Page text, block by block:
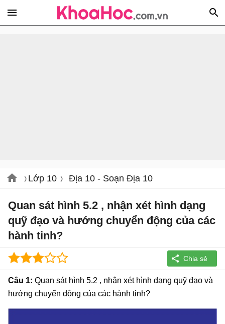
Lớp 10 Địa 10 - Soạn Địa 10
Quan sát hình 5.2 , nhận xét hình dạng
quỹ đạo và hướng chuyển động của các
hành tinh?
Câu 1: Quan sát hình 5.2 , nhận xét hình dạng quỹ đạo và
hướng chuyển động của các hành tinh?